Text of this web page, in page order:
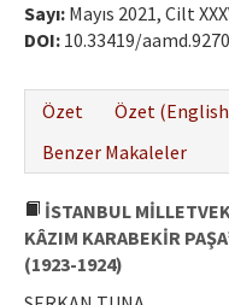
Sayı: Mayıs 2021, Cilt
DOI: 10.33419/
Özet
Özet
Benzer Makaleler
İSTANBUL
KÂZIM KARABEKİR
(1923-1924)